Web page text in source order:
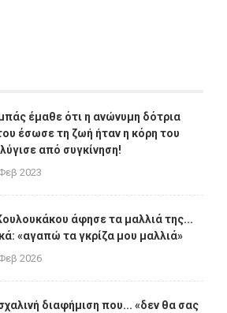
έμαθε ότι η ανώνυμη δότρια
έσωσε τη ζωή ήταν η κόρη του
από συγκίνηση!
2023
άφησε τα μαλλιά της...
«αγαπώ τα γκρίζα μου μαλλιά»
2026
διαφήμιση που... «δεν θα σας